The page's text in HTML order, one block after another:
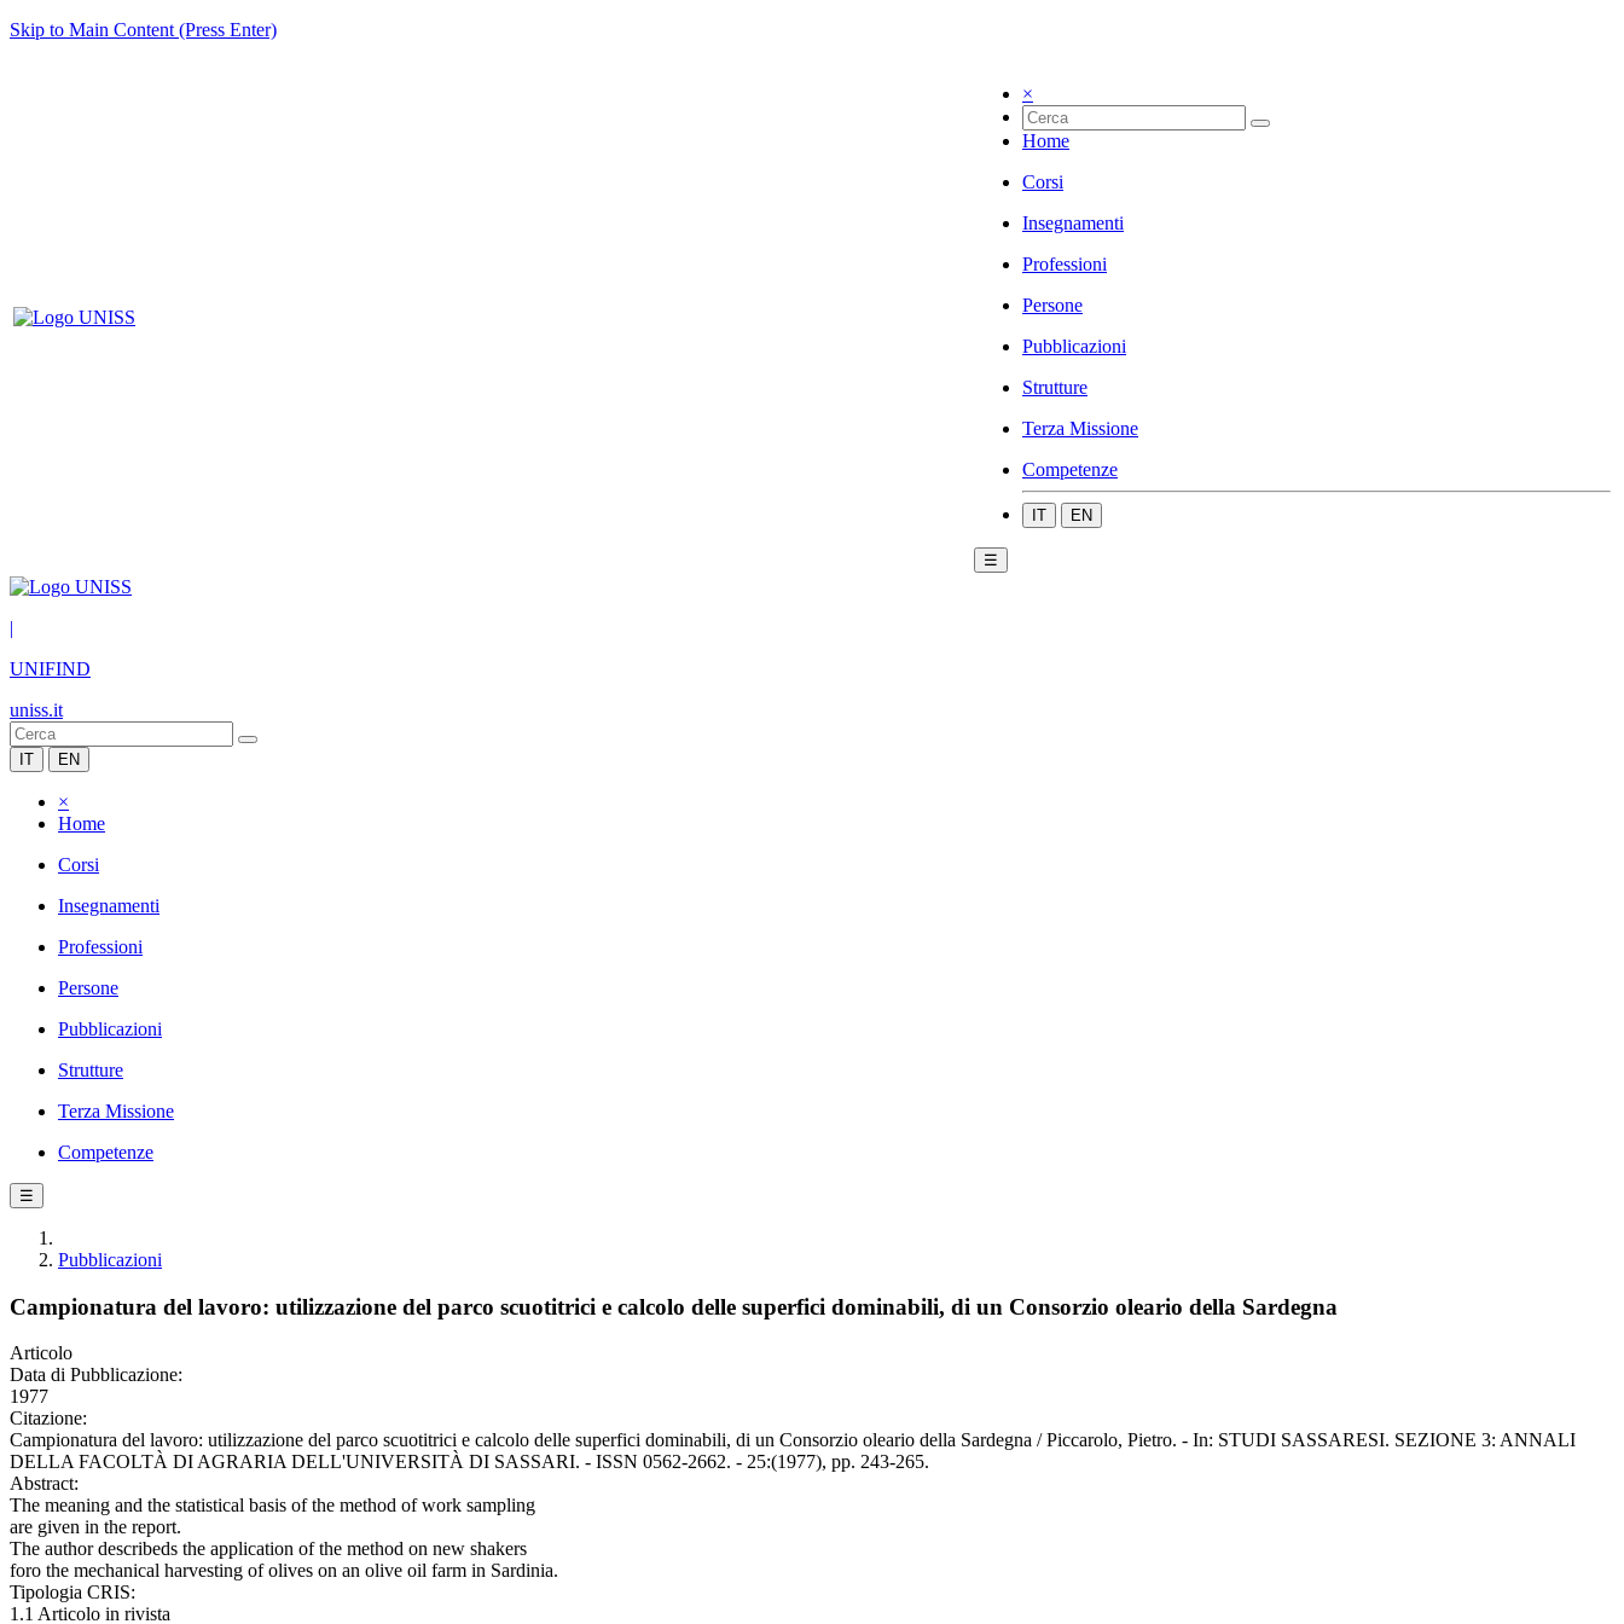
Skip to Main Content (Press Enter)
×
Home
Corsi
Insegnamenti
Professioni
Persone
Pubblicazioni
Strutture
Terza Missione
Competenze
IT EN
☰
|
UNIFIND
uniss.it
IT EN
×
Home
Corsi
Insegnamenti
Professioni
Persone
Pubblicazioni
Strutture
Terza Missione
Competenze
☰
Pubblicazioni
Campionatura del lavoro: utilizzazione del parco scuotitrici e calcolo delle superfici dominabili, di un Consorzio oleario della Sardegna
Articolo
Data di Pubblicazione:
1977
Citazione:
Campionatura del lavoro: utilizzazione del parco scuotitrici e calcolo delle superfici dominabili, di un Consorzio oleario della Sardegna / Piccarolo, Pietro. - In: STUDI SASSARESI. SEZIONE 3: ANNALI
DELLA FACOLTÀ DI AGRARIA DELL'UNIVERSITÀ DI SASSARI. - ISSN 0562-2662. - 25:(1977), pp. 243-265.
Abstract:
The meaning and the statistical basis of the method of work sampling
are given in the report.
The author describeds the application of the method on new shakers
foro the mechanical harvesting of olives on an olive oil farm in Sardinia.
Tipologia CRIS:
1.1 Articolo in rivista